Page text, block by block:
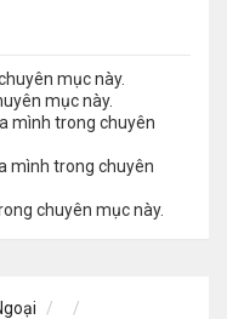
mục này.
mục này.
mình trong chuyên
mình trong chuyên
chuyên mục này.